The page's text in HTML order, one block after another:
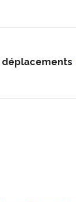
déplacements